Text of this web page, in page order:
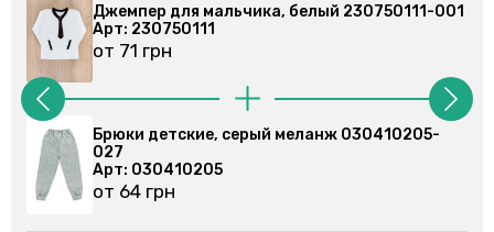
001
030410205-
Джемпер для мальчика, белый
Арт: 230750111
Брюки спортивные, серые
Арт: 030355201
от 86 грн